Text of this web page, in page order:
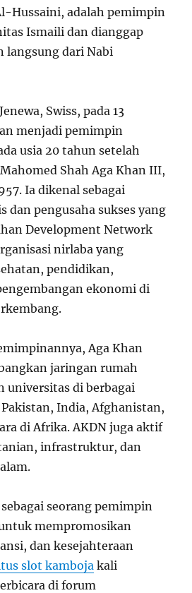
Hussaini, adalah pemimpin
Ismaili dan dianggap
langsung dari Nabi
Swiss, pada 13
menjadi pemimpin
usia 20 tahun setelah
Shah Aga Khan III,
Ia dikenal sebagai
dan pengusaha sukses yang
Development Network
nirlaba yang
pendidikan,
ekonomi di
Aga Khan
jaringan rumah
universitas di berbagai
India, Afghanistan,
di Afrika. AKDN juga aktif
infrastruktur, dan
seorang pemimpin
mempromosikan
dan kesejahteraan
slot kamboja kali
di forum